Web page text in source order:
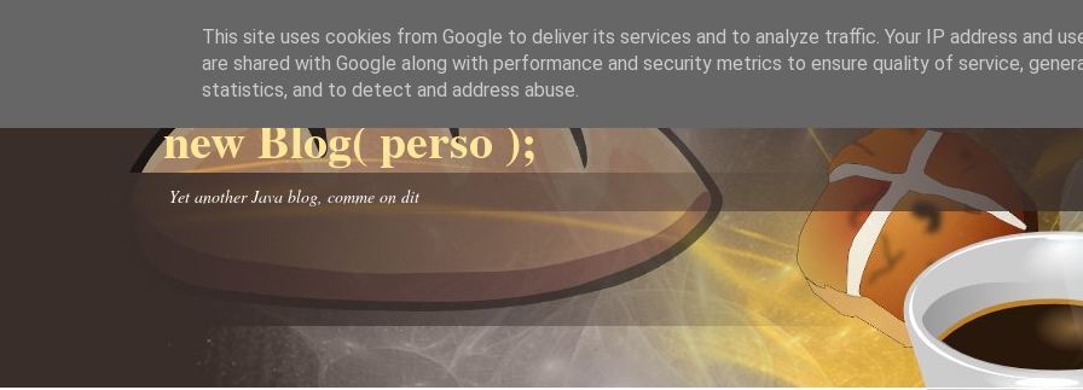
new Blog( perso );
Yet another Java blog, comme on dit
This site uses cookies from Google to deliver its services and to analyze traffic. Your IP address and
are shared with Google along with performance and security metrics to ensure quality of service,
statistics, and to detect and address abuse.